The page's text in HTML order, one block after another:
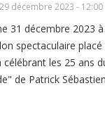
décembre 2023 - 12:00
31 décembre 2023
spectaculaire
célébrant les 25 ans
de Patrick